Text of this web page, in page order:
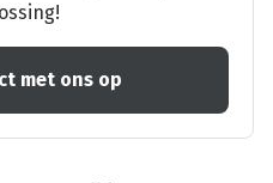
met ons op